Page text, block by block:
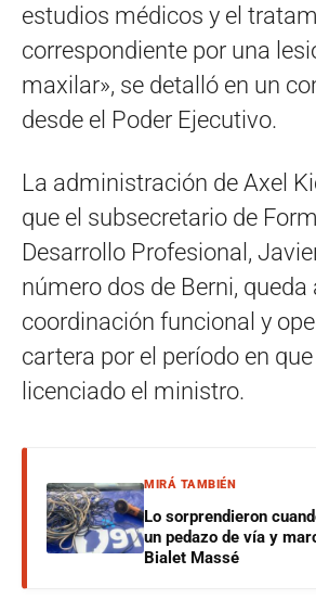
estudios médicos y el
correspondiente por una
maxilar», se detalló en un
desde el Poder Ejecutivo.
La administración de Axel
que el subsecretario de
Desarrollo Profesional,
número dos de Berni, queda
coordinación funcional y
cartera por el período en
licenciado el ministro.
MIRÁ TAMBIÉN
Lo sorprendieron
un pedazo de vía y
Bialet Massé